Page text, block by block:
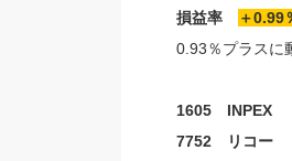
損益率
＋0.99
0.93％プラスに
1605 INPEX
7752 リコー